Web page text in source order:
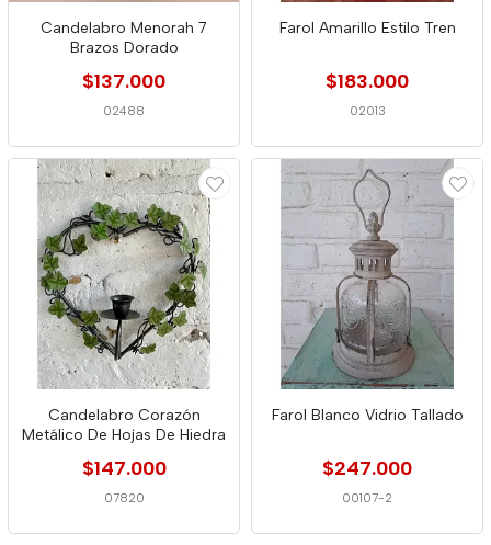
Candelabro Menorah 7
Brazos Dorado
$137.000
02488
Farol Amarillo Estilo Tren
$183.000
02013
Candelabro Corazón
Metálico De Hojas De Hiedra
$147.000
07820
Farol Blanco Vidrio Tallado
$247.000
00107-2